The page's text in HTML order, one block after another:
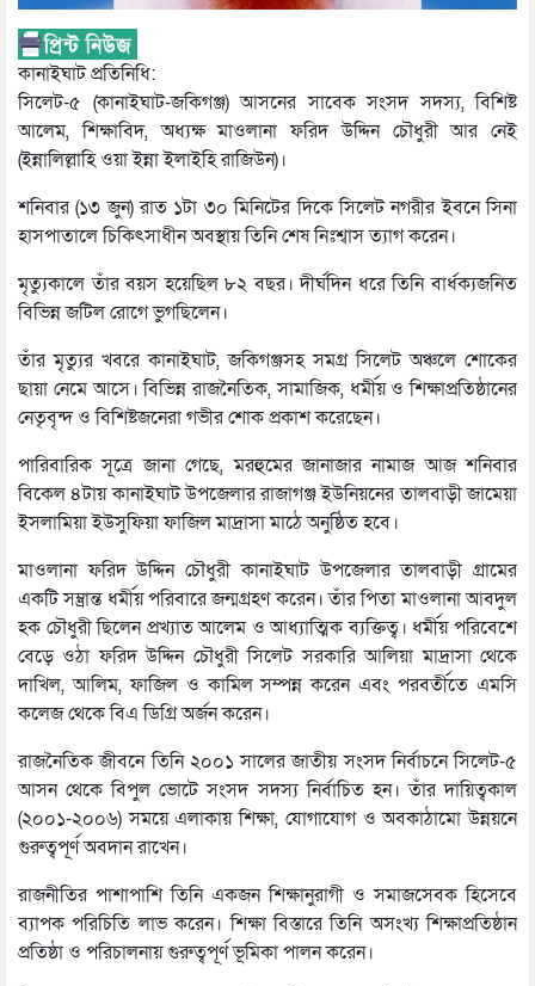
কানাইঘাট প্রতিনিধি:
সিলেট-৫ (কানাইঘাট-জকিগঞ্জ) আসনের সাবেক সংসদ সদস্য, বিশিষ্ট
আলেম, শিক্ষাবিদ, অধ্যক্ষ মাওলানা ফরিদ উদ্দিন চৌধুরী আর নেই
(ইন্নালিল্লাহি ওয়া ইন্না ইলাইহি রাজিউন)।
শনিবার (১৩ জুন) রাত ১টা ৩০ মিনিটের দিকে সিলেট নগরীর ইবনে সিনা
হাসপাতালে চিকিৎসাধীন অবস্থায় তিনি শেষ নিঃশ্বাস ত্যাগ করেন।
মৃত্যুকালে তাঁর বয়স হয়েছিল ৮২ বছর। দীর্ঘদিন ধরে তিনি বার্ধক্যজনিত
বিভিন্ন জটিল রোগে ভুগছিলেন।
তাঁর মৃত্যুর খবরে কানাইঘাট, জকিগঞ্জসহ সমগ্র সিলেট অঞ্চলে শোকের
ছায়া নেমে আসে। বিভিন্ন রাজনৈতিক, সামাজিক, ধর্মীয় ও শিক্ষাপ্রতিষ্ঠানের
নেতৃবৃন্দ ও বিশিষ্টজনেরা গভীর শোক প্রকাশ করেছেন।
পারিবারিক সূত্রে জানা গেছে, মরহুমের জানাজার নামাজ আজ শনিবার
বিকেল ৪টায় কানাইঘাট উপজেলার রাজাগঞ্জ ইউনিয়নের তালবাড়ী জামেয়া
ইসলামিয়া ইউসুফিয়া ফাজিল মাদ্রাসা মাঠে অনুষ্ঠিত হবে।
মাওলানা ফরিদ উদ্দিন চৌধুরী কানাইঘাট উপজেলার তালবাড়ী গ্রামের
একটি সম্ভ্রান্ত ধর্মীয় পরিবারে জন্মগ্রহণ করেন। তাঁর পিতা মাওলানা আবদুল
হক চৌধুরী ছিলেন প্রখ্যাত আলেম ও আধ্যাত্মিক ব্যক্তিত্ব। ধর্মীয় পরিবেশে
বেড়ে ওঠা ফরিদ উদ্দিন চৌধুরী সিলেট সরকারি আলিয়া মাদ্রাসা থেকে
দাখিল, আলিম, ফাজিল ও কামিল সম্পন্ন করেন এবং পরবর্তীতে এমসি
কলেজ থেকে বিএ ডিগ্রি অর্জন করেন।
রাজনৈতিক জীবনে তিনি ২০০১ সালের জাতীয় সংসদ নির্বাচনে সিলেট-৫
আসন থেকে বিপুল ভোটে সংসদ সদস্য নির্বাচিত হন। তাঁর দায়িত্বকাল
(২০০১-২০০৬) সময়ে এলাকায় শিক্ষা, যোগাযোগ ও অবকাঠামো উন্নয়নে
গুরুত্বপূর্ণ অবদান রাখেন।
রাজনীতির পাশাপাশি তিনি একজন শিক্ষানুরাগী ও সমাজসেবক হিসেবে
ব্যাপক পরিচিতি লাভ করেন। শিক্ষা বিস্তারে তিনি অসংখ্য শিক্ষাপ্রতিষ্ঠান
প্রতিষ্ঠা ও পরিচালনায় গুরুত্বপূর্ণ ভূমিকা পালন করেন।